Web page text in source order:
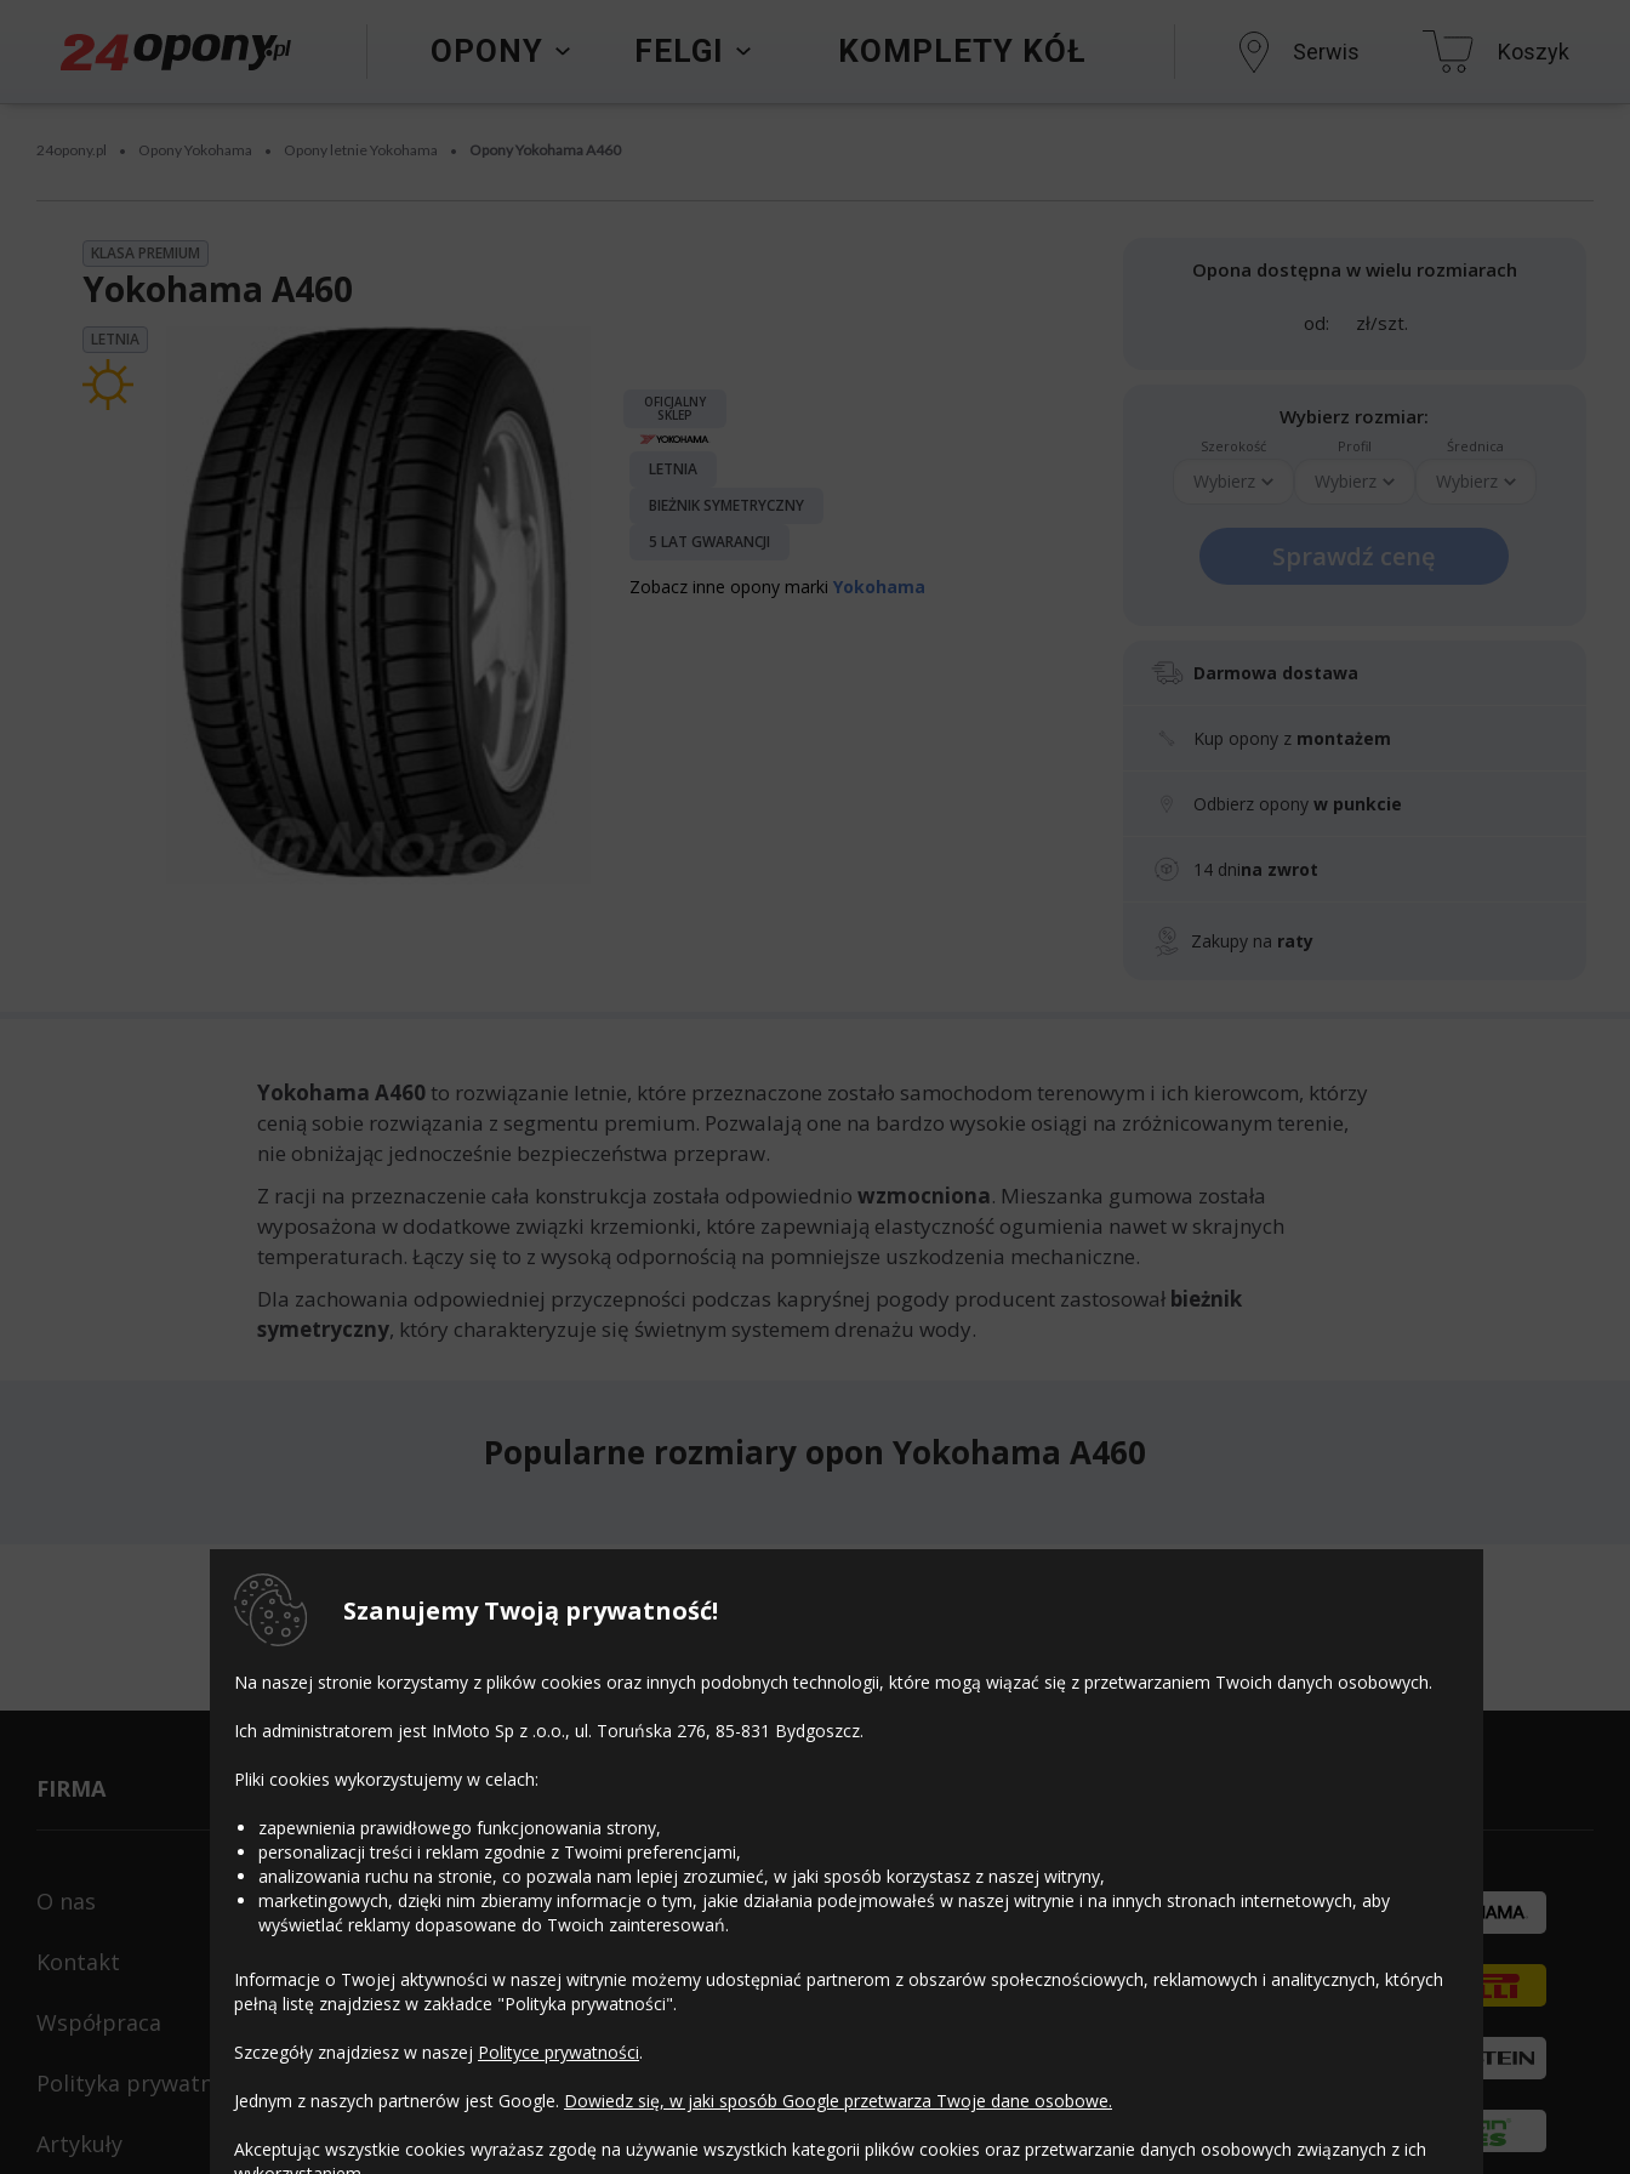
Szanujemy Twoją prywatność!
Na naszej stronie korzystamy z plików cookies oraz innych podobnych technologii, które mogą wiązać się z przetwarzaniem Twoich danych osobowych.
Ich administratorem jest InMoto Sp z .o.o., ul. Toruńska 276, 85-831 Bydgoszcz.
Pliki cookies wykorzystujemy w celach:
zapewnienia prawidłowego funkcjonowania strony,
personalizacji treści i reklam zgodnie z Twoimi preferencjami,
analizowania ruchu na stronie, co pozwala nam lepiej zrozumieć, w jaki sposób korzystasz z naszej witryny,
marketingowych, dzięki nim zbieramy informacje o tym, jakie działania podejmowałeś w naszej witrynie i na innych stronach internetowych, aby
wyświetlać reklamy dopasowane do Twoich zainteresowań.
Informacje o Twojej aktywności w naszej witrynie możemy udostępniać partnerom z obszarów społecznościowych, reklamowych i analitycznych, których
pełną listę znajdziesz w zakładce "Polityka prywatności".
Szczegóły znajdziesz w naszej Polityce prywatności.
Jednym z naszych partnerów jest Google. Dowiedz się, w jaki sposób Google przetwarza Twoje dane osobowe.
Akceptując wszystkie cookies wyrażasz zgodę na używanie wszystkich kategorii plików cookies oraz przetwarzanie danych osobowych związanych z ich
OPONY FELGI KOMPLETY KÓŁ Serwis Koszyk
24opony.pl • Opony Yokohama • Opony letnie Yokohama • Opony Yokohama A460
KLASA PREMIUM
Yokohama A460
LETNIA
Opona dostępna w wielu rozmiarach
od: zł/szt.
Wybierz rozmiar:
Szerokość
Wybierz
Profil
Wybierz
Średnica
Wybierz
Sprawdź cenę
Darmowa dostawa
Kup opony z montażem
Odbierz opony w punkcie
14 dnina zwrot
Zakupy na raty
OFICJALNY
SKLEP
LETNIA
BIEŻNIK SYMETRYCZNY
5 LAT GWARANCJI
Zobacz inne opony marki Yokohama
Yokohama A460 to rozwiązanie letnie, które przeznaczone zostało samochodom terenowym i ich kierowcom, którzy
cenią sobie rozwiązania z segmentu premium. Pozwalają one na bardzo wysokie osiągi na zróżnicowanym terenie,
nie obniżając jednocześnie bezpieczeństwa przepraw.
Z racji na przeznaczenie cała konstrukcja została odpowiednio wzmocniona. Mieszanka gumowa została
wyposażona w dodatkowe związki krzemionki, które zapewniają elastyczność ogumienia nawet w skrajnych
temperaturach. Łączy się to z wysoką odpornością na pomniejsze uszkodzenia mechaniczne.
Dla zachowania odpowiedniej przyczepności podczas kapryśnej pogody producent zastosował bieżnik
symetryczny, który charakteryzuje się świetnym systemem drenażu wody.
Popularne rozmiary opon Yokohama A460
Dostępne rozmiary opon Yokohama A460
FIRMA
O nas
Kontakt
Współpraca
Polityka prywatności
Artykuły
Odstąpienie od umowy
Dlaczego warto kupić w 24opony.pl